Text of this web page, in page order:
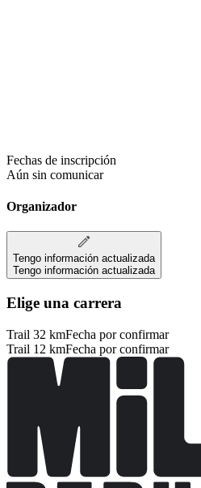
Fechas de inscripción
Aún sin comunicar
Organizador
Tengo información actualizada
Tengo información actualizada
Elige una carrera
Trail 32 kmFecha por confirmar
Trail 12 kmFecha por confirmar